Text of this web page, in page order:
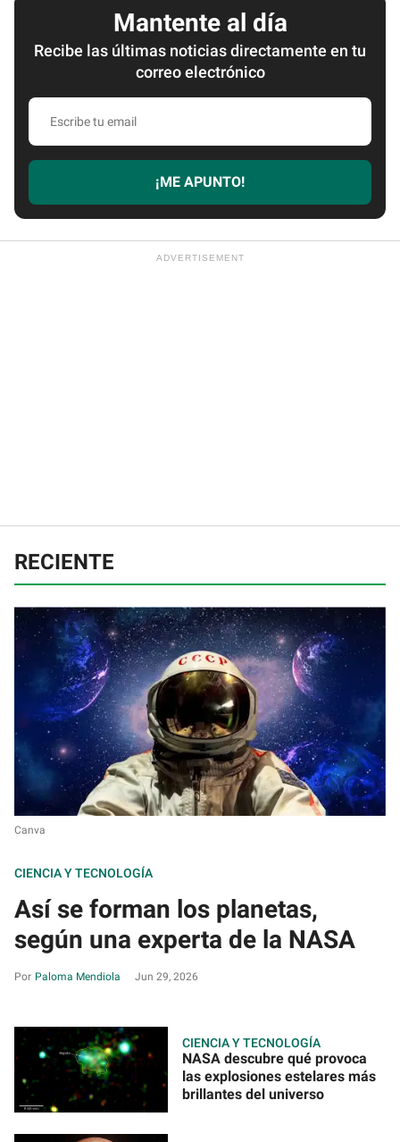
Mantente al día
Recibe las últimas noticias directamente en tu
correo electrónico
Escribe
email
¡ME APUNTO!
RECIENTE
Canva
CIENCIA Y TECNOLOGÍA
Así se forman los planetas,
según una experta de la NASA
Paloma Mendiola Jun 29, 2026
CIENCIA Y TECNOLOGÍA
NASA descubre qué provoca
las explosiones estelares más
brillantes del universo